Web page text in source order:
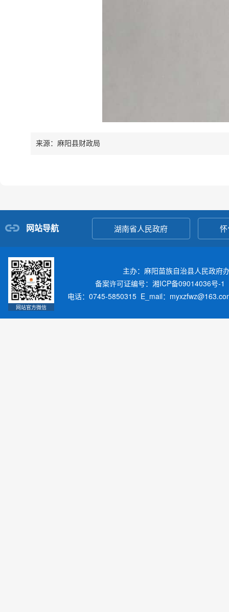
来源：麻阳县财政局
网站导航 湖南省人民政府
网站官方微信
主办：麻阳苗族自治县人民政
备案许可证编号：湘ICP备09014036号-1
电话：0745-5850315 E_mail：